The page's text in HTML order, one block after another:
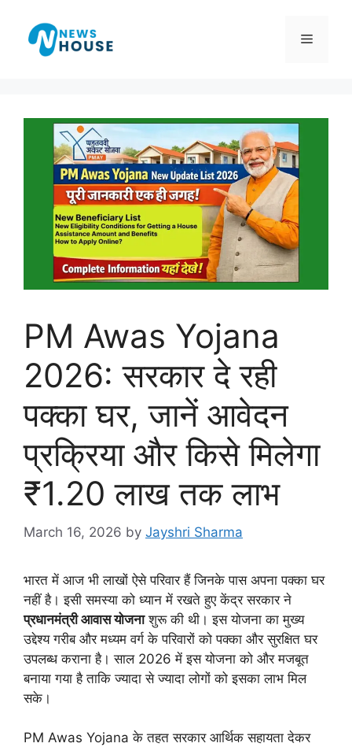
content
Menu
PM Awas Yojana
2026: सरकार दे रही
पक्का घर, जानें आवेदन
प्रक्रिया और किसे मिलेगा
₹1.20 लाख तक लाभ
March 16, 2026 by Jayshri Sharma
भारत में आज भी लाखों ऐसे परिवार हैं जिनके पास अपना पक्का घर
नहीं है। इसी समस्या को ध्यान में रखते हुए केंद्र सरकार ने
प्रधानमंत्री आवास योजनाशुरू की थी। इस योजना का मुख्य
उद्देश्य गरीब और मध्यम वर्ग के परिवारों को पक्का और सुरक्षित घर
उपलब्ध कराना है। साल 2026 में इस योजना को और मजबूत
बनाया गया है ताकि ज्यादा से ज्यादा लोगों को इसका लाभ मिल
सके।
PM Awas Yojana के तहत सरकार आर्थिक सहायता देकर